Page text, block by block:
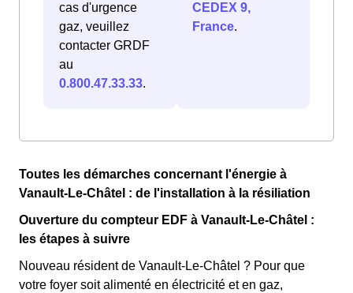
cas d'urgence
gaz, veuillez
contacter GRDF
au
0.800.47.33.33.
CEDEX 9,
France.
Toutes les démarches concernant l'énergie à
Vanault-Le-Châtel : de l'installation à la résiliation
Ouverture du compteur EDF à Vanault-Le-Châtel :
les étapes à suivre
Nouveau résident de Vanault-Le-Châtel ? Pour que
votre foyer soit alimenté en électricité et en gaz,